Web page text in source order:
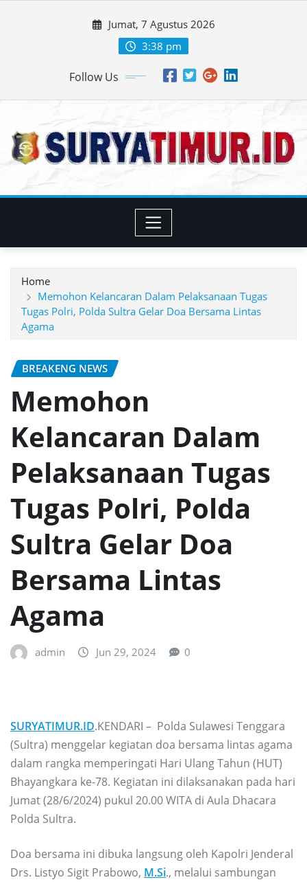
Jumat, 7 Agustus 2026
3:38 pm
Follow Us
Home
Memohon Kelancaran Dalam Pelaksanaan Tugas
Tugas Polri, Polda Sultra Gelar Doa Bersama Lintas
Agama
BREAKENG NEWS
Memohon
Kelancaran Dalam
Pelaksanaan Tugas
Tugas Polri, Polda
Sultra Gelar Doa
Bersama Lintas
Agama
admin Jun 29, 2024 0
SURYATIMUR.ID.KENDARI – Polda Sulawesi Tenggara
(Sultra) menggelar kegiatan doa bersama lintas agama
dalam rangka memperingati Hari Ulang Tahun (HUT)
Bhayangkara ke-78. Kegiatan ini dilaksanakan pada hari
Jumat (28/6/2024) pukul 20.00 WITA di Aula Dhacara
Polda Sultra.
Doa bersama ini dibuka langsung oleh Kapolri Jenderal
Drs. Listyo Sigit Prabowo, M.Si., melalui sambungan